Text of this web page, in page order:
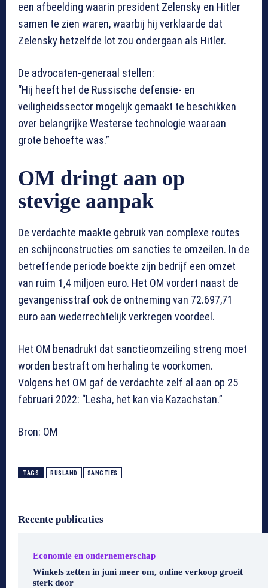
een afbeelding waarin president Zelensky en Hitler
samen te zien waren, waarbij hij verklaarde dat
Zelensky hetzelfde lot zou ondergaan als Hitler.
De advocaten-generaal stellen:
“Hij heeft het de Russische defensie- en
veiligheidssector mogelijk gemaakt te beschikken
over belangrijke Westerse technologie waaraan
grote behoefte was.”
OM dringt aan op
stevige aanpak
De verdachte maakte gebruik van complexe routes
en schijnconstructies om sancties te omzeilen. In de
betreffende periode boekte zijn bedrijf een omzet
van ruim 1,4 miljoen euro. Het OM vordert naast de
gevangenisstraf ook de ontneming van 72.697,71
euro aan wederrechtelijk verkregen voordeel.
Het OM benadrukt dat sanctieomzeiling streng moet
worden bestraft om herhaling te voorkomen.
Volgens het OM gaf de verdachte zelf al aan op 25
februari 2022: “Lesha, het kan via Kazachstan.”
Bron: OM
TAGS RUSLAND SANCTIES
Recente publicaties
Economie en ondernemerschap
Winkels zetten in juni meer om, online verkoop groeit
sterk door